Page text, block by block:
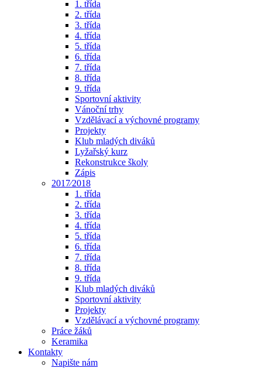
1. třída
2. třída
3. třída
4. třída
5. třída
6. třída
7. třída
8. třída
9. třída
Sportovní aktivity
Vánoční trhy
Vzdělávací a výchovné programy
Projekty
Klub mladých diváků
Lyžařský kurz
Rekonstrukce školy
Zápis
2017⁄2018
1. třída
2. třída
3. třída
4. třída
5. třída
6. třída
7. třída
8. třída
9. třída
Klub mladých diváků
Sportovní aktivity
Projekty
Vzdělávací a výchovné programy
Práce žáků
Keramika
Kontakty
Napište nám